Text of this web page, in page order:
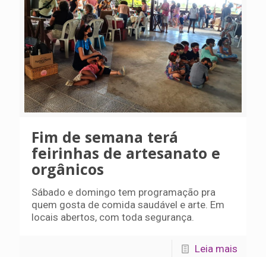
Fim de semana terá
feirinhas de artesanato e
orgânicos
Sábado e domingo tem programação pra
quem gosta de comida saudável e arte. Em
locais abertos, com toda segurança.
Leia mais